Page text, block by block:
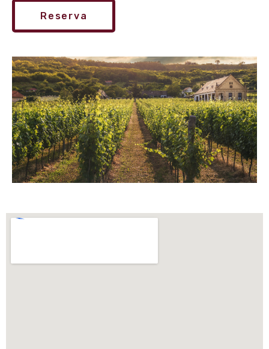
Reserva